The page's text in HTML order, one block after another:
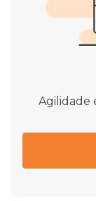
Agilidade